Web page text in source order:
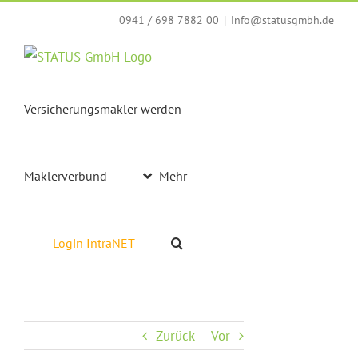
Inhalt
springen
0941 / 698 7882 00 | info@statusgmbh.de
Versicherungsmakler werden
Maklerverbund Mehr
Login IntraNET
Zurück Vor